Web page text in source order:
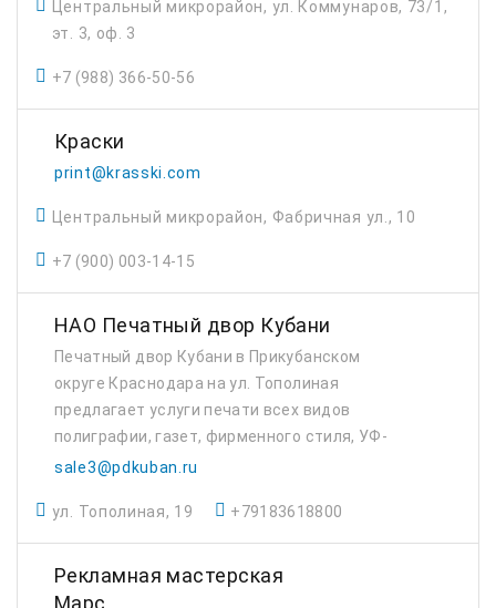
Центральный микрорайон, ул. Коммунаров, 73/1,
эт. 3, оф. 3
+7 (988) 366-50-56
Краски
print@krasski.com
Центральный микрорайон, Фабричная ул., 10
+7 (900) 003-14-15
НАО Печатный двор Кубани
Печатный двор Кубани в Прикубанском
округе Краснодара на ул. Тополиная
предлагает услуги печати всех видов
полиграфии, газет, фирменного стиля, УФ-
печать.
sale3@pdkuban.ru
ул. Тополиная, 19 +79183618800
Рекламная мастерская
Марс